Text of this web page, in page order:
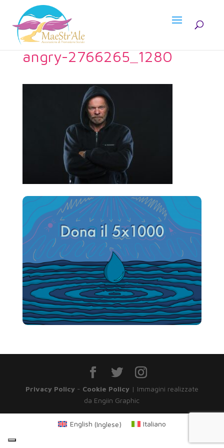
angry-2766265_1280
Privacy Policy- Cookie Policy| Immagini realizzate
da Engiin Graphic
English (Inglese) Italiano